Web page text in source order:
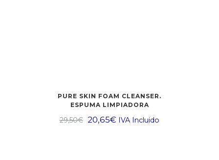
PURE SKIN FOAM CLEANSER.
ESPUMA LIMPIADORA
29,50€ 20,65€ IVA Incluido